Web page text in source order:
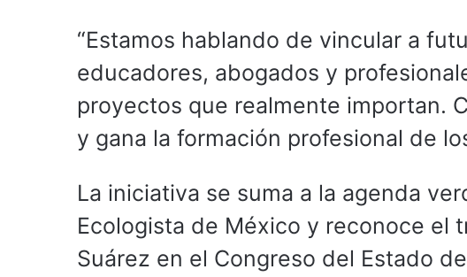
“Estamos hablando de vincular a
educadores, abogados y
proyectos que realmente importan.
y gana la formación profesional de
La iniciativa se suma a la agenda
Ecologista de México y reconoce el
Suárez en el Congreso del Estado